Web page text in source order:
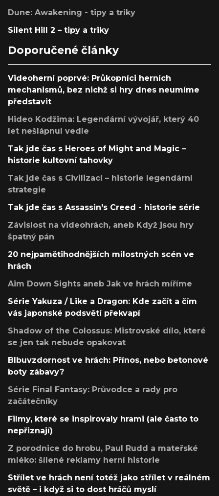
Dune: Awakening - tipy a triky
Silent Hill 2 – tipy a triky
Doporučené články
Videoherní poprvé: Průkopníci herních
mechanismů, bez nichž si hry dnes neumíme
představit
Hideo Kodžima: Legendární vývojář, který 40
let nešlápnul vedle
Tak jde čas s Heroes of Might and Magic –
historie kultovní tahovky
Tak jde čas s Civilizací – historie legendární
strategie
Tak jde čas s Assassin's Creed - historie série
Závislost na videohrách, aneb Když jsou hry
špatný pán
20 nejpamětihodnějších milostných scén ve
hrách
Aim Down Sights aneb Jak ve hrách míříme
Série Yakuza / Like a Dragon: Kde začít a čím
vás japonské podsvětí překvapí
Shadow of the Colossus: Mistrovské dílo, které
se jen tak nebude opakovat
Blbuvzdornost ve hrách: Přínos, nebo betonové
boty zábavy?
Série Final Fantasy: Průvodce a rady pro
začátečníky
Filmy, které se inspirovaly hrami (ale často to
nepřiznají)
Z porodnice do hrobu, Paul Rudd a mateřské
mléko: šílené reklamy herní historie
Střílet ve hrách není totéž jako střílet v reálném
světě – i když si to dost hráčů myslí